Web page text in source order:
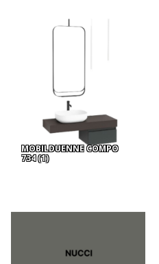
MOBILDUENNE COMPO
734(1)